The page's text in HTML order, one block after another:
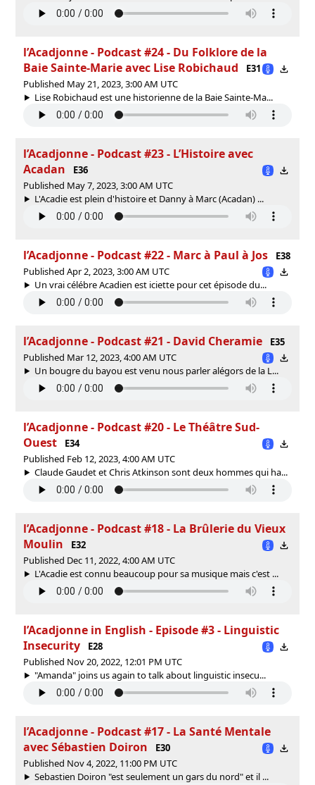
l’Acadjonne - Podcast #24 - Du Folklore de la
Baie Sainte-Marie avec Lise Robichaud
E31
Published May 21, 2023, 3:00 AM UTC
Lise Robichaud est une historienne de la Baie Sainte-Ma...
l’Acadjonne - Podcast #23 - L’Histoire avec
Acadan
E36
Published May 7, 2023, 3:00 AM UTC
L'Acadie est plein d'histoire et Danny à Marc (Acadan) ...
l’Acadjonne - Podcast #22 - Marc à Paul à Jos
E38
Published Apr 2, 2023, 3:00 AM UTC
Un vrai célébre Acadien est iciette pour cet épisode du...
l’Acadjonne - Podcast #21 - David Cheramie
E35
Published Mar 12, 2023, 4:00 AM UTC
Un bougre du bayou est venu nous parler alégors de la L...
l’Acadjonne - Podcast #20 - Le Théâtre Sud-
Ouest
E34
Published Feb 12, 2023, 4:00 AM UTC
Claude Gaudet et Chris Atkinson sont deux hommes qui ha...
l’Acadjonne - Podcast #18 - La Brûlerie du Vieux
Moulin
E32
Published Dec 11, 2022, 4:00 AM UTC
L'Acadie est connu beaucoup pour sa musique mais c'est ...
l’Acadjonne in English - Episode #3 - Linguistic
Insecurity
E28
Published Nov 20, 2022, 12:01 PM UTC
"Amanda" joins us again to talk about linguistic insecu...
l’Acadjonne - Podcast #17 - La Santé Mentale
avec Sébastien Doiron
E30
Published Nov 4, 2022, 11:00 PM UTC
Sebastien Doiron "est seulement un gars du nord" et il ...